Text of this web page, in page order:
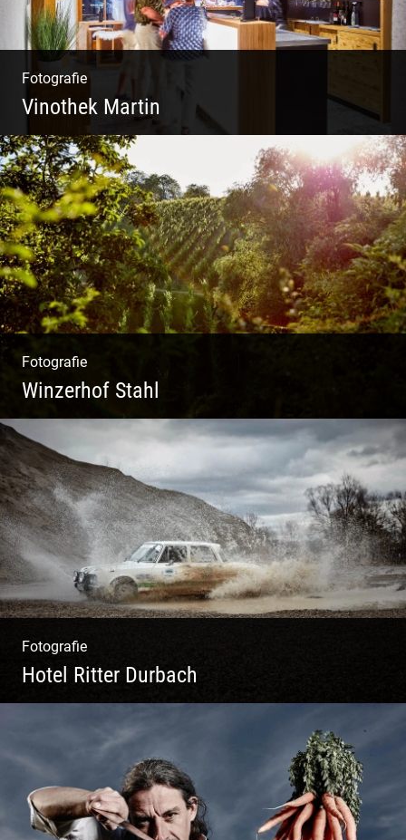
Fotografie
Vinothek Martin
Shooting Vinothek und Ferienwohnung
Fotografie
Winzerhof Stahl
Ganz neu durfte es werden. Alles. Fotos.
Web. Shop.
Fotografie
Hotel Ritter Durbach
Matsch|Oldtimer|Männer|Spass